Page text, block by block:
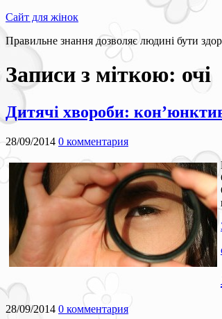
Сайт для жінок
Правильне знання дозволяє людині бути
Записи з міткою: очі
Дитячі хвороби:
28/09/2014 0 комментария
28/09/2014 0 комментария